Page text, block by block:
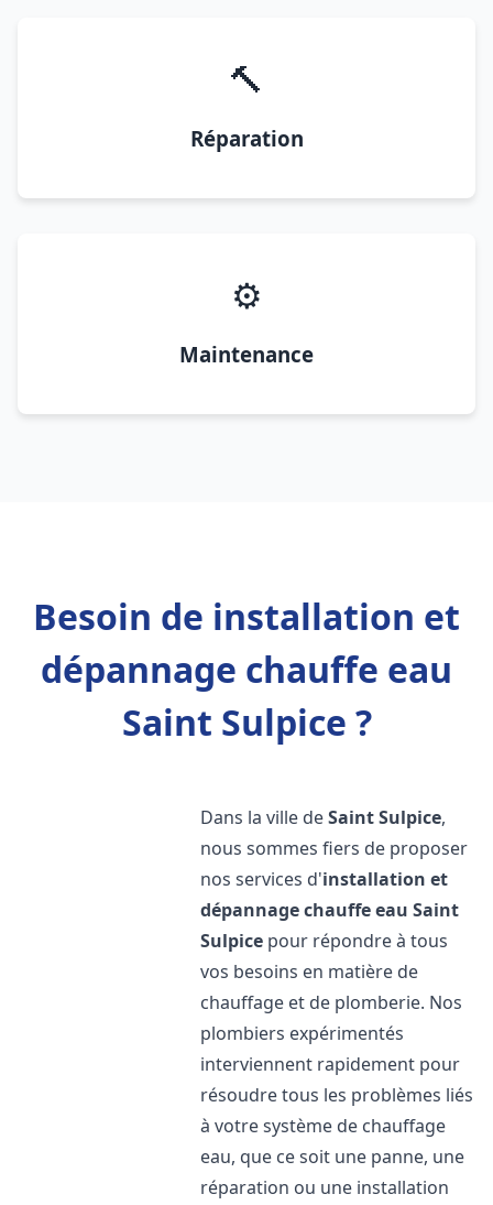
🔨
Réparation
⚙️
Maintenance
Besoin de installation et
dépannage chauffe eau
Saint Sulpice ?
Dans la ville deSaint Sulpice,
nous sommes fiers de proposer
nos services d'installation et
dépannage chauffe eau Saint
Sulpice pour répondre à tous
vos besoins en matière de
chauffage et de plomberie. Nos
plombiers expérimentés
interviennent rapidement pour
résoudre tous les problèmes liés
à votre système de chauffage
eau, que ce soit une panne, une
réparation ou une installation